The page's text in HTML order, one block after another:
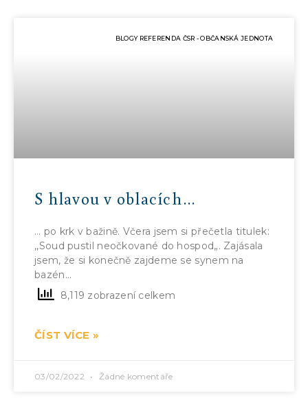
BLOGY REFERENDA ČSR - OBČANSKÁ JEDNOTA
S hlavou v oblacích…
… po krk v bažině. Včera jsem si přečetla titulek:
,,Soud pustil neočkované do hospod„. Zajásala
jsem, že si konečně zajdeme se synem na
bazén…
8,119 zobrazení celkem
ČÍST VÍCE »
03/02/2022 Žádné komentáře